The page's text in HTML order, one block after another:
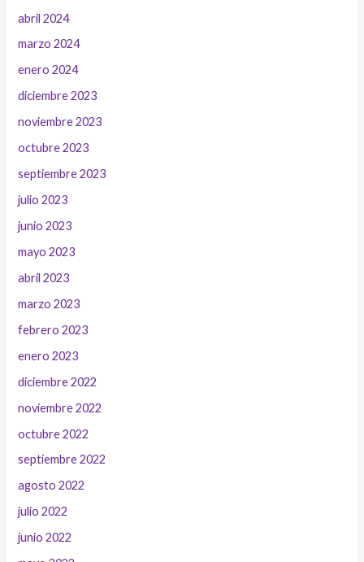
abril 2024
marzo 2024
enero 2024
diciembre 2023
noviembre 2023
octubre 2023
septiembre 2023
julio 2023
junio 2023
mayo 2023
abril 2023
marzo 2023
febrero 2023
enero 2023
diciembre 2022
noviembre 2022
octubre 2022
septiembre 2022
agosto 2022
julio 2022
junio 2022